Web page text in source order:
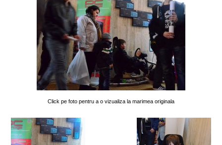
Click pe foto pentru a o vizualiza la marimea originala